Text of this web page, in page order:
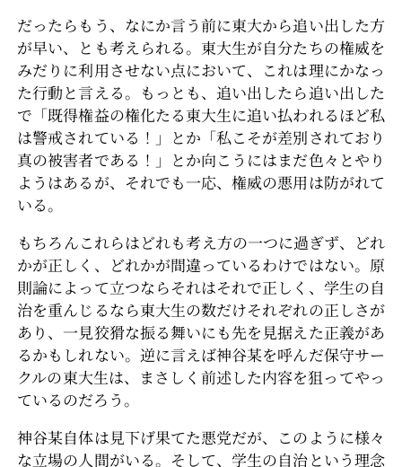
だったらもう、なにか言う前に東大から追い出した方
が早い、とも考えられる。東大生が自分たちの権威を
みだりに利用させない点において、これは理にかなっ
た行動と言える。もっとも、追い出したら追い出した
で「既得権益の権化たる東大生に追い払われるほど私
は警戒されている！」とか「私こそが差別されており
真の被害者である！」とか向こうにはまだ色々とやり
ようはあるが、それでも一応、権威の悪用は防がれて
いる。
もちろんこれらはどれも考え方の一つに過ぎず、どれ
かが正しく、どれかが間違っているわけではない。原
則論によって立つならそれはそれで正しく、学生の自
治を重んじるなら東大生の数だけそれぞれの正しさが
あり、一見狡猾な振る舞いにも先を見据えた正義があ
るかもしれない。逆に言えば神谷某を呼んだ保守サー
クルの東大生は、まさしく前述した内容を狙ってやっ
ているのだろう。
神谷某自体は見下げ果てた悪党だが、このように様々
な立場の人間がいる。そして、学生の自治という理念